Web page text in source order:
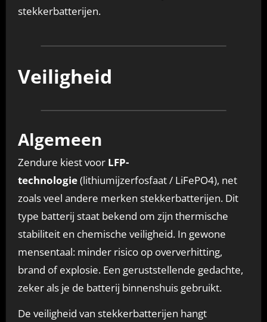
stekkerbatterijen.
Veiligheid
Algemeen
Zendure kiest voor LFP-
technologie(lithiumijzerfosfaat / LiFePO4), net
zoals veel andere merken stekkerbatterijen. Dit
type batterij staat bekend om zijn thermische
stabiliteit en chemische veiligheid. In gewone
mensentaal: minder risico op oververhitting,
brand of explosie. Een geruststellende gedachte,
zeker als je de batterij binnenshuis gebruikt.
De veiligheid van stekkerbatterijen hangt